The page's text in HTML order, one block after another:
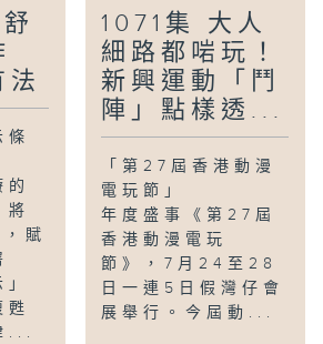
法
條
的
將
賦
甦
...
1071集 大人
細路都啱玩！
新興運動「鬥
陣」點樣透...
「第27屆香港動漫
電玩節」
年度盛事《第27屆
香港動漫電玩
節》，7月24至28
日一連5日假灣仔會
展舉行。今屆動...